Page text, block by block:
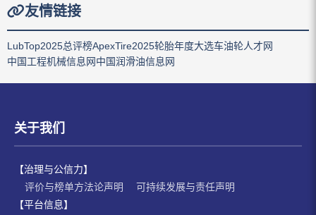
友情链接
LubTop2025总评榜ApexTire2025轮胎年度大选车油轮人才网
中国工程机械信息网中国润滑油信息网
关于我们
【治理与公信力】
评价与榜单方法论声明
可持续发展与责任声明
【平台信息】